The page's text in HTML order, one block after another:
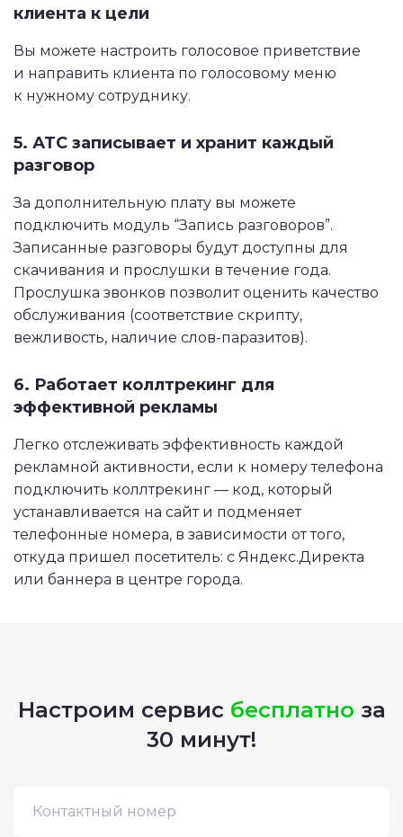
клиента к цели
Вы можете настроить голосовое приветствие
и направить клиента по голосовому меню
к нужному сотруднику.
5. АТС записывает и хранит каждый
разговор
За дополнительную плату вы можете
подключить модуль “Запись разговоров”.
Записанные разговоры будут доступны для
скачивания и прослушки в течение года.
Прослушка звонков позволит оценить качество
обслуживания (соответствие скрипту,
вежливость, наличие слов-паразитов).
6. Работает коллтрекинг для
эффективной рекламы
Легко отслеживать эффективность каждой
рекламной активности, если к номеру телефона
подключить коллтрекинг — код, который
устанавливается на сайт и подменяет
телефонные номера, в зависимости от того,
откуда пришел посетитель: с Яндекс.Директа
или баннера в центре города.
Настроим сервис бесплатно за
30 минут!